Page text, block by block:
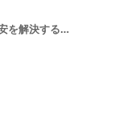
を解決する…